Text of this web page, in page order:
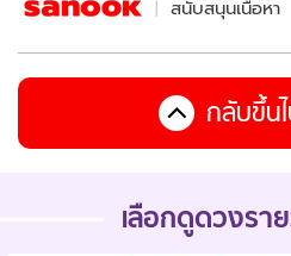
สนับสนุนเนื้อหา
กลับขึ้น
เลือกดูดวงรา